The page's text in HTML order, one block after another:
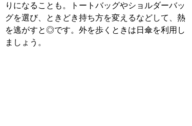
りになることも。トートバッグやショルダーバッ
グを選び、ときどき持ち方を変えるなどして、熱
を逃がすと◎です。外を歩くときは日傘を利用し
ましょう。